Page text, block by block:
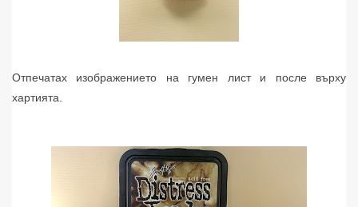
Отпечатах изображението на гумен лист и после върху
хартията.